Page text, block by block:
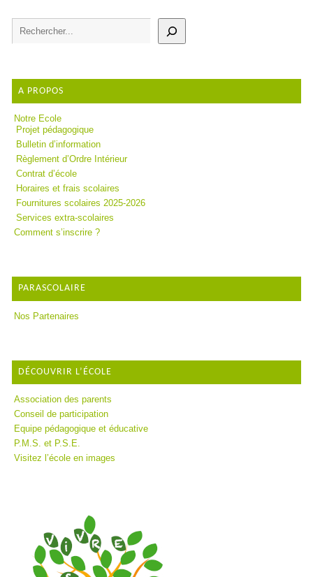
A PROPOS
Notre Ecole
Projet pédagogique
Bulletin d’information
Règlement d’Ordre Intérieur
Contrat d’école
Horaires et frais scolaires
Fournitures scolaires 2025-2026
Services extra-scolaires
Comment s’inscrire ?
PARASCOLAIRE
Nos Partenaires
DÉCOUVRIR L’ÉCOLE
Association des parents
Conseil de participation
Equipe pédagogique et éducative
P.M.S. et P.S.E.
Visitez l’école en images